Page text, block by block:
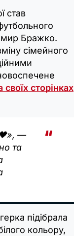
став
Бражко.
сімейного
своїх сторінках
—
та
підібрала
кольору,